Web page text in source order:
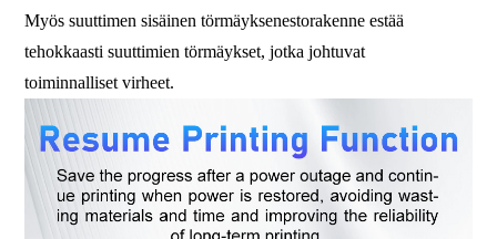
Myös suuttimen sisäinen törmäyksenestorakenne estää
tehokkaasti suuttimien törmäykset, jotka johtuvat
toiminnalliset virheet.